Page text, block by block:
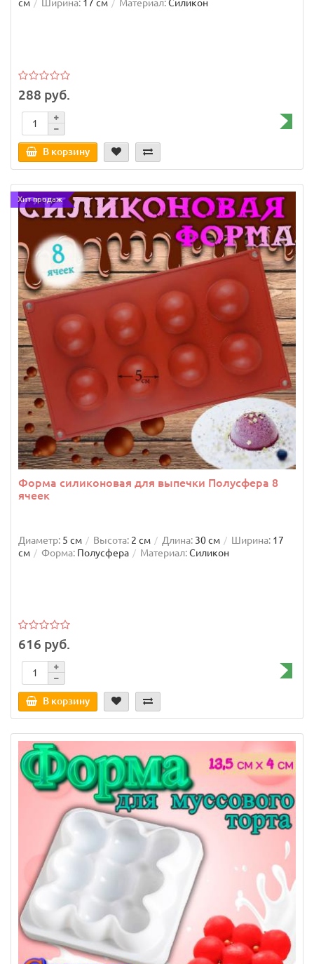
см Ширина: 17 см Материал:Силикон
288 руб.
В корзину
Хит продаж
Форма силиконовая для выпечки Полусфера 8
ячеек
Диаметр: 5 см Высота: 2 см Длина: 30 см Ширина: 17
см
Форма: Полусфера Материал:Силикон
616 руб.
В корзину